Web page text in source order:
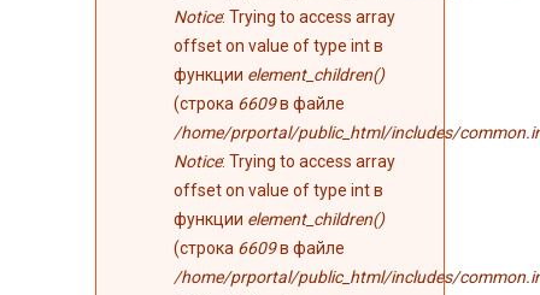
Notice: Trying to access array
offset on value of type int в
функции element_children()
(строка 6609в файле
/home/prportal/public_html/includes/
Notice: Trying to access array
offset on value of type int в
функции element_children()
(строка 6609в файле
/home/prportal/public_html/includes/